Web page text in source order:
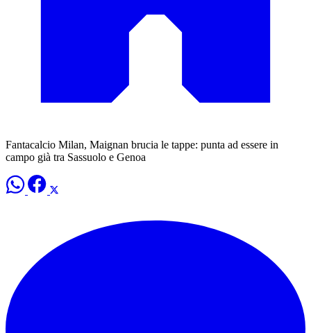
Fantacalcio Milan, Maignan brucia le tappe: punta ad essere in
campo già tra Sassuolo e Genoa